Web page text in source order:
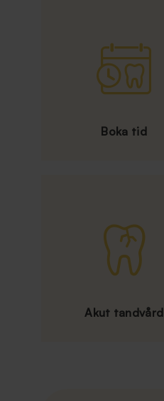
Boka tid
Akut tandvård